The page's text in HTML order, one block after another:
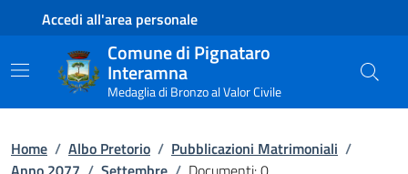
Contenuto principale
Piede di paginaAccedi all'area personale
Comune di Pignataro
Interamna
Medaglia di Bronzo al Valor Civile
Home / Albo Pretorio / Pubblicazioni Matrimoniali /